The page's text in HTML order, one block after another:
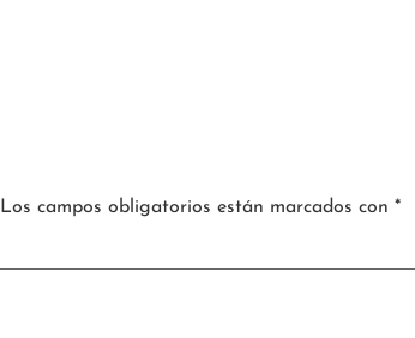
Los campos obligatorios están marcados con *